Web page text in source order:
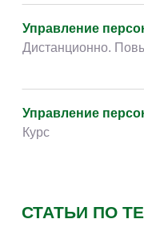
Управление
Дистанционно.
Управление
Курс
СТАТЬИ ПО